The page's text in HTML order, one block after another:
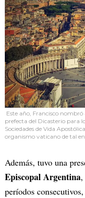
Este año, Francisco
prefecta del Dicasterio para
Sociedades de Vida
organismo vaticano de tal
Además, tuvo una
Episcopal Argentina
períodos